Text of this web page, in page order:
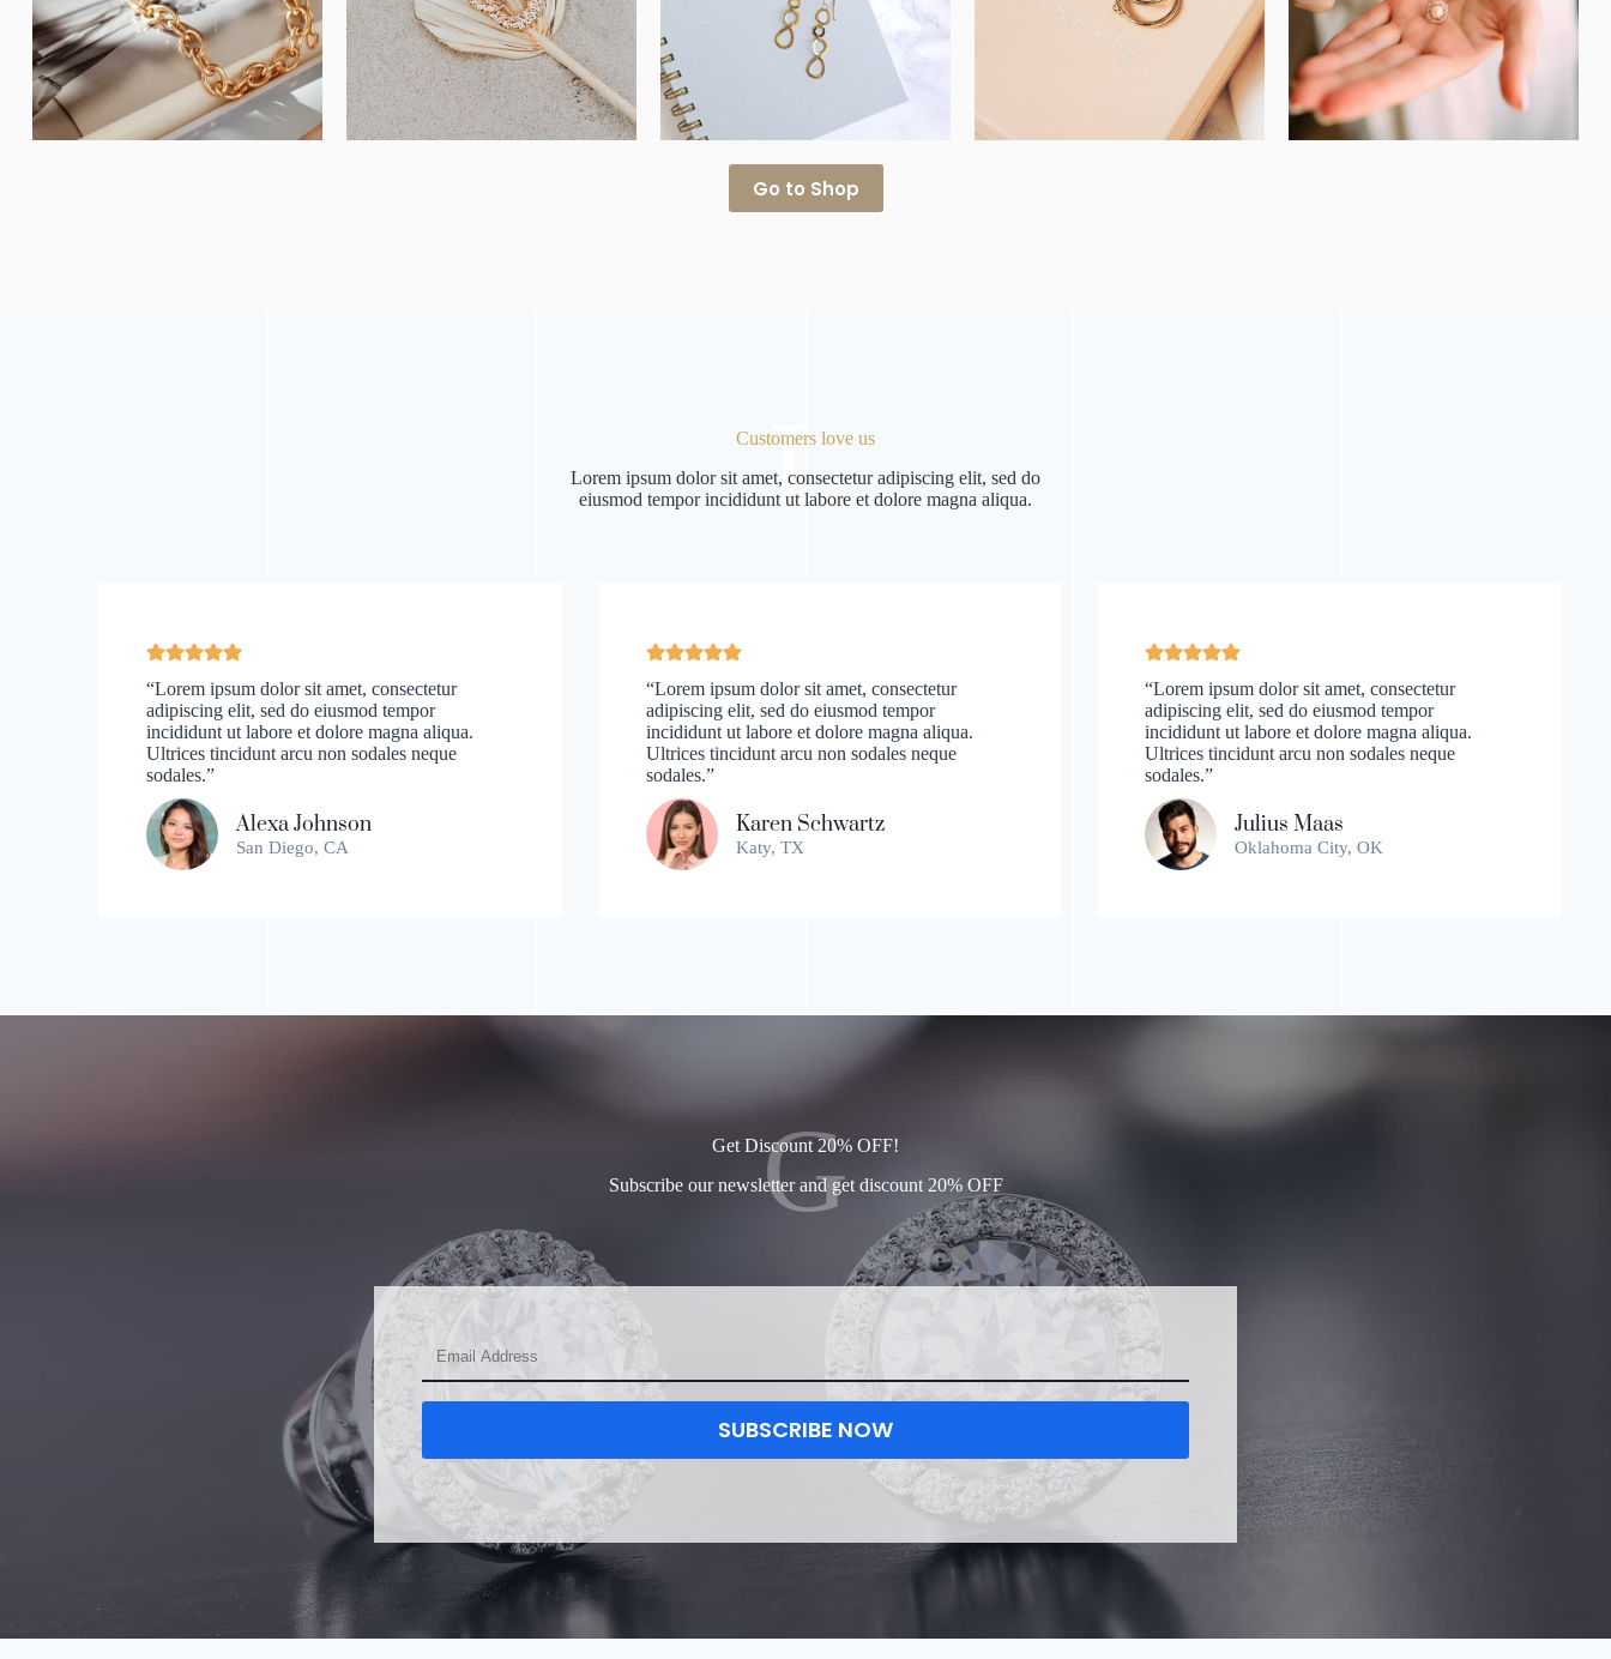
Go to Shop
L
Customers love us
Lorem ipsum dolor sit amet, consectetur adipiscing elit, sed do
eiusmod tempor incididunt ut labore et dolore magna aliqua.
“Lorem ipsum dolor sit amet, consectetur
adipiscing elit, sed do eiusmod tempor
incididunt ut labore et dolore magna aliqua.
Ultrices tincidunt arcu non sodales neque
sodales.”
Alexa Johnson
San Diego, CA
“Lorem ipsum dolor sit amet, consectetur
adipiscing elit, sed do eiusmod tempor
incididunt ut labore et dolore magna aliqua.
Ultrices tincidunt arcu non sodales neque
sodales.”
Karen Schwartz
Katy, TX
“Lorem ipsum dolor sit amet, consectetur
adipiscing elit, sed do eiusmod tempor
incididunt ut labore et dolore magna aliqua.
Ultrices tincidunt arcu non sodales neque
sodales.”
Julius Maas
Oklahoma City, OK
G
Get Discount 20% OFF!
Subscribe our newsletter and get discount 20% OFF
SUBSCRIBE NOW